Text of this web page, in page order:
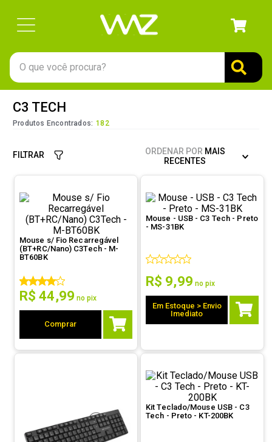
O que você procura?
C3 TECH
Produtos Encontrados: 182
FILTRAR ORDENAR POR MAIS
RECENTES
Mouse s/ Fio Recarregável
(BT+RC/Nano) C3Tech - M-
BT60BK
R$ 44,99 no pix
Comprar
Mouse - USB - C3 Tech - Preto
- MS-31BK
R$ 9,99 no pix
Em Estoque > Envio
Imediato
Kit Teclado/Mouse USB - C3
Tech - Preto - KT-200BK
teclado
4º
ssd
openbox
6 º
mouse
7
fractal
controle